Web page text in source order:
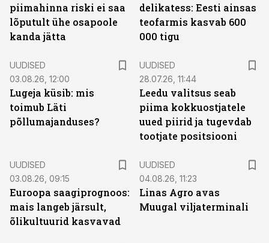
piimahinna riski ei saa
lõputult ühe osapoole
kanda jätta
delikatess: Eesti ainsas
teofarmis kasvab 600
000 tigu
UUDISED
03.08.26, 12:00
Lugeja küsib: mis
toimub Läti
põllumajanduses?
UUDISED
28.07.26, 11:44
Leedu valitsus seab
piima kokkuostjatele
uued piirid ja tugevdab
tootjate positsiooni
UUDISED
03.08.26, 09:15
Euroopa saagiprognoos:
mais langeb järsult,
õlikultuurid kasvavad
UUDISED
04.08.26, 11:23
Linas Agro avas
Muugal viljaterminali